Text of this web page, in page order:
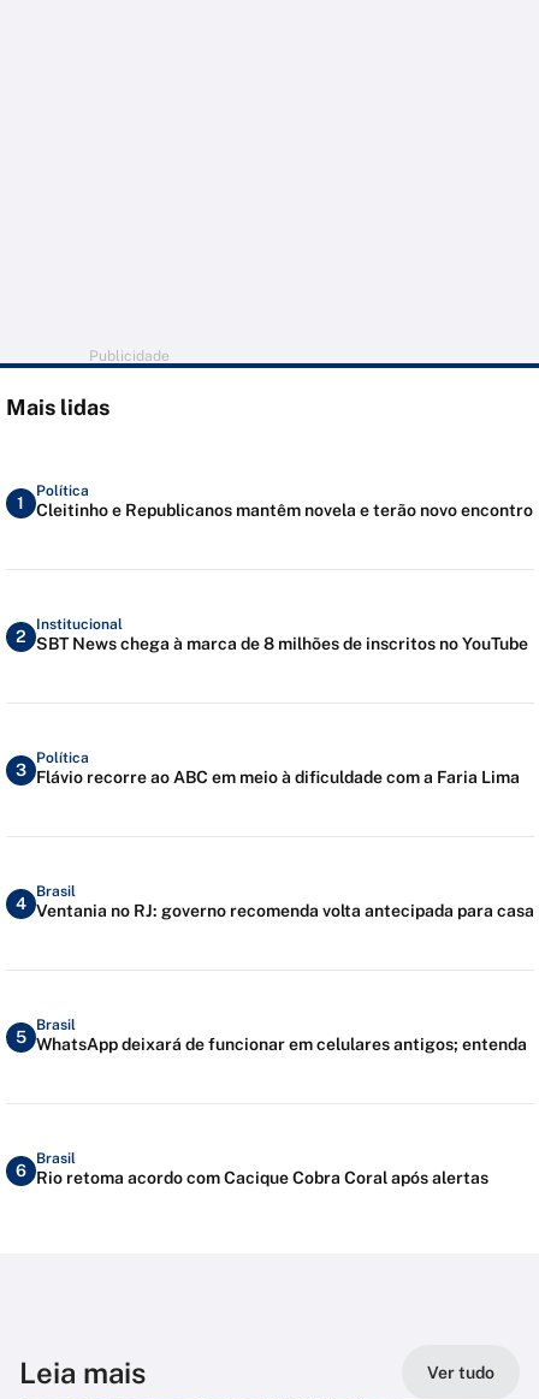
Publicidade
Mais lidas
1
Política
Cleitinho e Republicanos mantêm novela e terão novo encontro
2
Institucional
SBT News chega à marca de 8 milhões de inscritos no YouTube
3
Política
Flávio recorre ao ABC em meio à dificuldade com a Faria Lima
4
Brasil
Ventania no RJ: governo recomenda volta antecipada para casa
5
Brasil
WhatsApp deixará de funcionar em celulares antigos; entenda
6
Brasil
Rio retoma acordo com Cacique Cobra Coral após alertas
Leia mais Ver tudo